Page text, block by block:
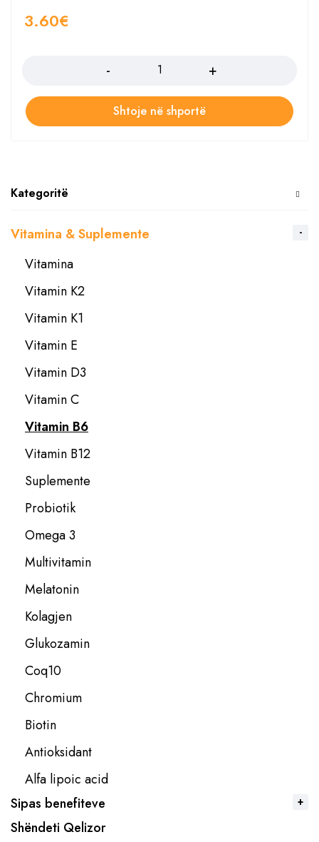
Kategoritë
Vitamina & Suplemente
Vitamina
Vitamin K2
Vitamin K1
Vitamin E
Vitamin D3
Vitamin C
Vitamin B6
Vitamin B12
Suplemente
Probiotik
Omega 3
Multivitamin
Melatonin
Kolagjen
Glukozamin
Coq10
Chromium
Biotin
Antioksidant
Alfa lipoic acid
Sipas benefiteve
Shëndeti Qelizor
3.60€
Shtoje në shportë